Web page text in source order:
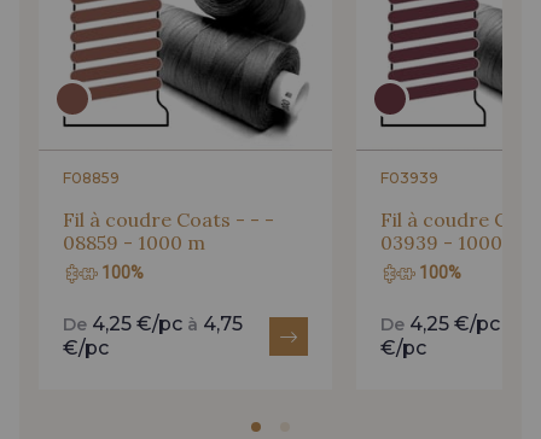
F08859
Fil à coudre Coats - - -
08859 - 1000 m
100%
De 4,25 €/pc à 4,75
€/pc
F03939
Fil à coudre
03939 - 1000 m
100%
De 4,25 €/pc
€/pc